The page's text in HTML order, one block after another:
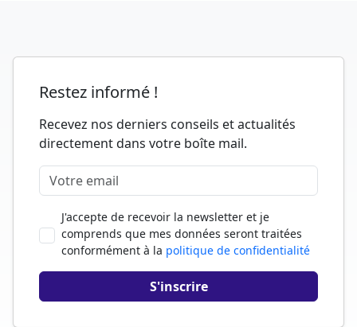
Restez informé !
Recevez nos derniers conseils et actualités
directement dans votre boîte mail.
J'accepte de recevoir la newsletter et je
comprends que mes données seront traitées
conformément à la politique de confidentialité